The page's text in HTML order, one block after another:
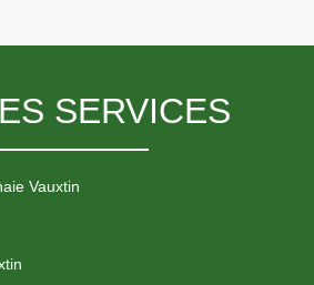
SERVICES
Vauxtin